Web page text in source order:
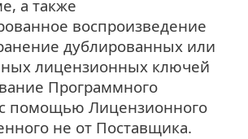
а также
воспроизведение
дублированных или
лицензионных ключей
Программного
помощью Лицензионного
не от Поставщика.